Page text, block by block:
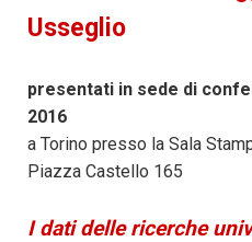
Usseglio
presentati in sede di
2016
a Torino presso la Sala
Piazza Castello 165
I dati delle ricerche